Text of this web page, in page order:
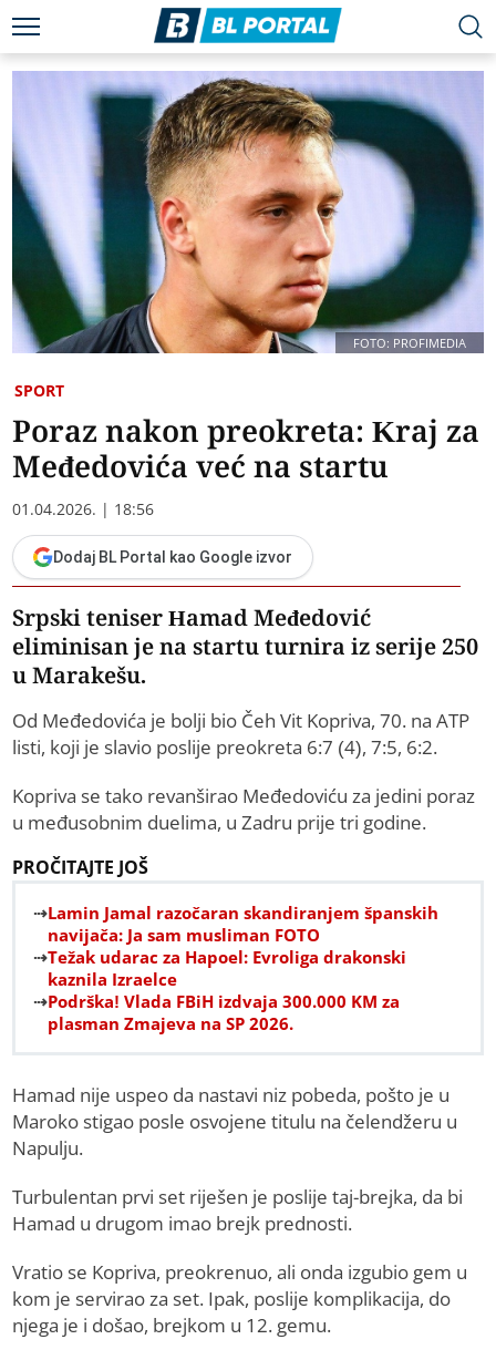
FOTO: PROFIMEDIA
SPORT
Poraz nakon preokreta: Kraj za
Međedovića već na startu
01.04.2026. | 18:56
Dodaj BL Portal kao Google izvor
Srpski teniser Hamad Međedović
eliminisan je na startu turnira iz serije 250
u Marakešu.
Od Međedovića je bolji bio Čeh Vit Kopriva, 70. na ATP
listi, koji je slavio poslije preokreta 6:7 (4), 7:5, 6:2.
Kopriva se tako revanširao Međedoviću za jedini poraz
u međusobnim duelima, u Zadru prije tri godine.
PROČITAJTE JOŠ
Lamin Jamal razočaran skandiranjem španskih
navijača: Ja sam musliman FOTO
Težak udarac za Hapoel: Evroliga drakonski
kaznila Izraelce
Podrška! Vlada FBiH izdvaja 300.000 KM za
plasman Zmajeva na SP 2026.
Hamad nije uspeo da nastavi niz pobeda, pošto je u
Maroko stigao posle osvojene titulu na čelendžeru u
Napulju.
Turbulentan prvi set riješen je poslije taj-brejka, da bi
Hamad u drugom imao brejk prednosti.
Vratio se Kopriva, preokrenuo, ali onda izgubio gem u
kom je servirao za set. Ipak, poslije komplikacija, do
njega je i došao, brejkom u 12. gemu.